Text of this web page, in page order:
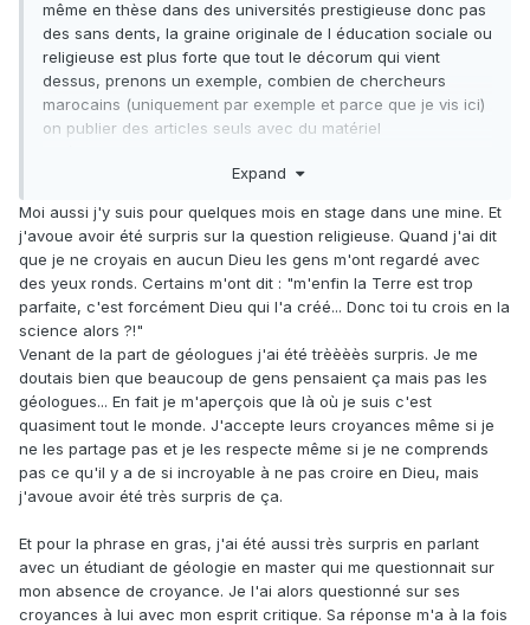
même en thèse dans des universités prestigieuse donc pas
des sans dents, la graine originale de l éducation sociale ou
religieuse est plus forte que tout le décorum qui vient
dessus, prenons un exemple, combien de chercheurs
marocains (uniquement par exemple et parce que je vis ici)
on publier des articles seuls avec du matériel
marocains? combien de musées des sciences de la terre
les fossiles. ce n est pas le diplôme qui fait l homme c est le
milieu ou il grandit ( on trouvera toujours des exceptions
bien sur). j ais ici des chercheurs en paléontologie qui ne
croient pas a l’évolution.
quand a ces thésards en paléontologie, combien
connaissent la paléontologie et peuvent parler d un groupe
d animaux avec des notions bien concrètes sur le groupe.
attention, il y a quand même de brillants chercheurs, mais la
plupart on dut s expatrier pour faire de la paléontologie car
leur fac ne les soutiens pas.
nous sommes passes par la dans nos société soit disant
développes , la séparation de la religion et de l état ne s
est pas faite dans la douceur.
6000 ans et que le grand accessoiriste a fait tout le boulot,
que ce soit des choses politiques ou religieuse derrière est
encore une autre chose certaine.
Expand
Moi aussi j'y suis pour quelques mois en stage dans une mine. Et
j'avoue avoir été surpris sur la question religieuse. Quand j'ai dit
que je ne croyais en aucun Dieu les gens m'ont regardé avec
des yeux ronds. Certains m'ont dit : "m'enfin la Terre est trop
parfaite, c'est forcément Dieu qui l'a créé... Donc toi tu crois en la
science alors ?!"
Venant de la part de géologues j'ai été trèèèès surpris. Je me
doutais bien que beaucoup de gens pensaient ça mais pas les
géologues... En fait je m'aperçois que là où je suis c'est
quasiment tout le monde. J'accepte leurs croyances même si je
ne les partage pas et je les respecte même si je ne comprends
pas ce qu'il y a de si incroyable à ne pas croire en Dieu, mais
j'avoue avoir été très surpris de ça.
Et pour la phrase en gras, j'ai été aussi très surpris en parlant
avec un étudiant de géologie en master qui me questionnait sur
mon absence de croyance. Je l'ai alors questionné sur ses
croyances à lui avec mon esprit critique. Sa réponse m'a à la fois